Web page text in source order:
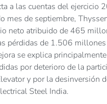
a las cuentas del ejercicio
mes de septiembre,
neto atribuido de 465
pérdidas de 1.506
se explica
por deterioro de la
y por la desinversión
Steel India.